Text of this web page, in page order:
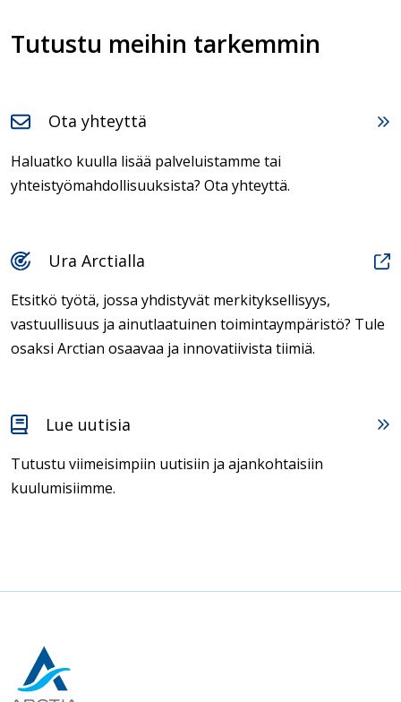
Tutustu meihin tarkemmin
Ota yhteyttä
Haluatko kuulla lisää palveluistamme tai
yhteistyömahdollisuuksista? Ota yhteyttä.
Ura Arctialla
Etsitkö työtä, jossa yhdistyvät merkityksellisyys,
vastuullisuus ja ainutlaatuinen toimintaympäristö? Tule
osaksi Arctian osaavaa ja innovatiivista tiimiä.
Lue uutisia
Tutustu viimeisimpiin uutisiin ja ajankohtaisiin
kuulumisiimme.